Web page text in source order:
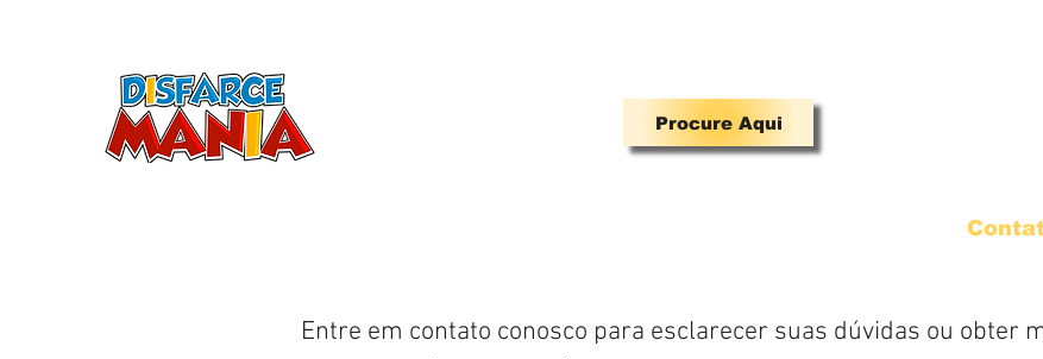
Procure Aqui
Entre em contato conosco para esclarecer suas dúvidas ou obter